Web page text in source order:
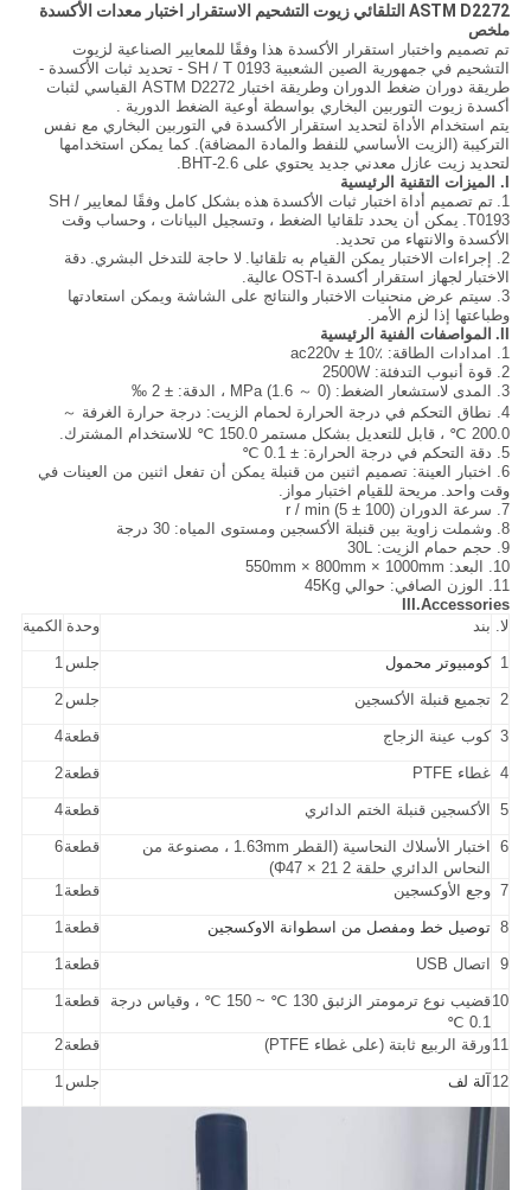
ASTM D2272 التلقائي زيوت التشحيم الاستقرار اختبار معدات الأكسدة
ملخص
تم تصميم واختبار استقرار الأكسدة هذا وفقًا للمعايير الصناعية لزيوت
التشحيم في جمهورية الصين الشعبية SH / T 0193 - تحديد ثبات الأكسدة -
طريقة دوران ضغط الدوران وطريقة اختبار ASTM D2272 القياسي لثبات
أكسدة زيوت التوربين البخاري بواسطة أوعية الضغط الدورية .
يتم استخدام الأداة لتحديد استقرار الأكسدة في التوربين البخاري مع نفس
التركيبة (الزيت الأساسي للنفط والمادة المضافة). كما يمكن استخدامها
لتحديد زيت عازل معدني جديد يحتوي على 2.6-BHT.
1. تم تصميم أداة اختبار ثبات الأكسدة هذه
بشكل كامل وفقًا لمعايير SH /
T0193. يمكن أن يحدد تلقائيا الضغط ، وتسجيل البيانات ، وحساب وقت
الأكسدة والانتهاء من تحديد.
2. إجراءات الاختبار يمكن القيام به تلقائيا.
لا حاجة للتدخل البشري. دقة
الاختبار لجهاز استقرار أكسدة OST-I عالية.
3. سيتم عرض منحنيات الاختبار والنتائج على الشاشة ويمكن استعادتها
وطباعتها إذا لزم الأمر.
المواصفات الفنية الرئيسية
1. امدادات الطاقة: ac220v ± 10٪
2. قوة أنبوب التدفئة: 2500W
3. المدى لاستشعار الضغط: (0 ～ 1.6) MPa ، الدقة: ± 2 ‰
4. نطاق التحكم في درجة الحرارة لحمام الزيت: درجة حرارة الغرفة ～
200.0 ℃ ، قابل للتعديل بشكل مستمر 150.0 ℃ للاستخدام المشترك.
5. دقة التحكم في درجة الحرارة: ± 0.1 ℃
6. اختبار العينة: تصميم اثنين من قنبلة يمكن أن تفعل اثنين من العينات في
وقت واحد. مريحة للقيام اختبار مواز.
7. سرعة الدوران (100 ± 5) r / min
8. وشملت زاوية بين قنبلة الأكسجين ومستوى المياه: 30 درجة
9. حجم حمام الزيت: 30L
10. البعد: 550mm × 800mm × 1000mm
11. الوزن الصافي: حوالي 45Kg
III.Accessories
لا. بند وحدة الكمية
1 كومبيوتر محمول جلس 1
2 تجميع قنبلة الأكسجين جلس 2
3 كوب عينة الزجاج قطعة4
4 غطاء PTFE قطعة2
5 الأكسجين قنبلة الختم الدائري قطعة4
6
اختبار الأسلاك النحاسية (القطر 1.63mm ، مصنوعة من
النحاس الدائري حلقة Φ47 × 21 2)
قطعة6
7 وجع الأوكسجين قطعة1
8 توصيل خط ومفصل من اسطوانة الاوكسجين قطعة1
9 اتصال USB قطعة1
10
قضيب نوع ترمومتر الزئبق 130 ℃ ~ 150 ℃ ، وقياس درجة
0.1 ℃
قطعة1
11ورقة الربيع ثابتة (على غطاء PTFE) قطعة2
12 آلة لف جلس 1